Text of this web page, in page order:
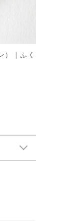
）｜ふく